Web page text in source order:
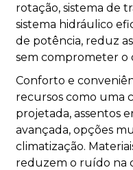
rotação, sistema de
sistema hidráulico
de potência, reduz
sem comprometer o
Conforto e
recursos como uma
projetada, assentos
avançada, opções
climatização.
reduzem o ruído na